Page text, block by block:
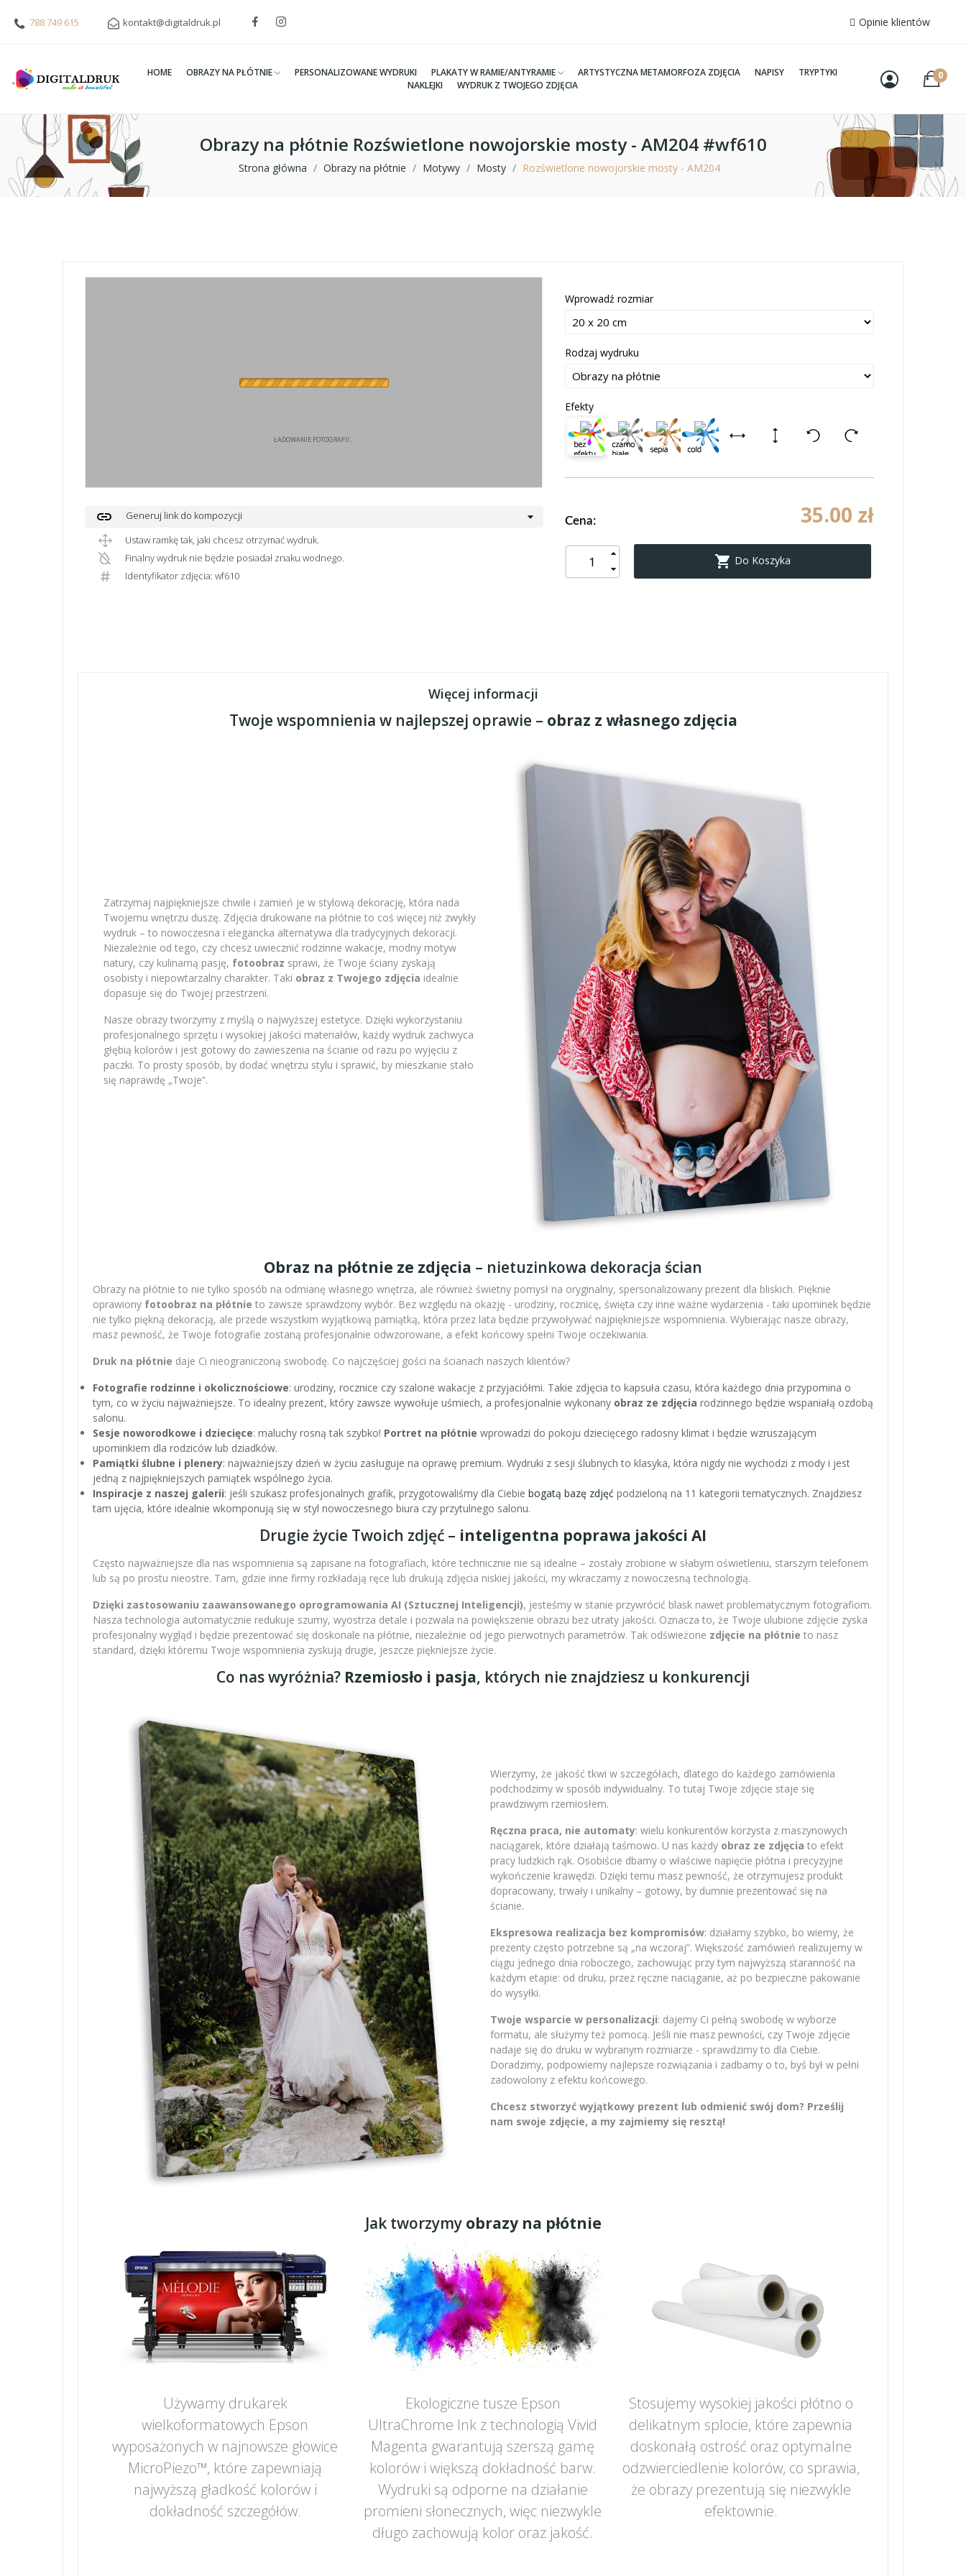
788 749 615 kontakt@digitaldruk.pl Opinie klientów
HOME OBRAZY NA PŁÓTNIE PERSONALIZOWANE WYDRUKI PLAKATY W RAMIE/ANTYRAMIE ARTYSTYCZNA METAMORFOZA ZDJĘCIA NAPISY
TRYPTYKI
NAKLEJKI
WYDRUK Z TWOJEGO ZDJĘCIA
0
Obrazy na płótnie Rozświetlone nowojorskie mosty - AM204 #wf610
Strona główna Obrazy na płótnie Motywy Mosty Rozświetlone nowojorskie mosty - AM204
ŁADOWANIE FOTOGRAFII...
link
Generuj link do kompozycji
Ustaw ramkę tak, jaki chcesz otrzymać wydruk.
Finalny wydruk nie będzie posiadał znaku wodnego.
Identyfikator zdjęcia: wf610
Wprowadź rozmiar
Rodzaj wydruku
Efekty
Cena: 35.00 zł
 Do Koszyka
Więcej informacji
Twoje wspomnienia w najlepszej oprawie – obraz z własnego zdjęcia
Zatrzymaj najpiękniejsze chwile i zamień je w stylową dekorację, która nada
Twojemu wnętrzu duszę. Zdjęcia drukowane na płótnie to coś więcej niż zwykły
wydruk – to nowoczesna i elegancka alternatywa dla tradycyjnych dekoracji.
Niezależnie od tego, czy chcesz uwiecznić rodzinne wakacje, modny motyw
natury, czy kulinarną pasję, fotoobraz sprawi, że Twoje ściany zyskają
osobisty i niepowtarzalny charakter. Taki obraz z Twojego zdjęcia idealnie
dopasuje się do Twojej przestrzeni.
Nasze obrazy tworzymy z myślą o najwyższej estetyce. Dzięki wykorzystaniu
profesjonalnego sprzętu i wysokiej jakości materiałów, każdy wydruk zachwyca
głębią kolorów i jest gotowy do zawieszenia na ścianie od razu po wyjęciu z
paczki. To prosty sposób, by dodać wnętrzu stylu i sprawić, by mieszkanie stało
się naprawdę „Twoje”.
Obraz na płótnie ze zdjęcia – nietuzinkowa dekoracja ścian
Obrazy na płótnie to nie tylko sposób na odmianę własnego wnętrza, ale również świetny pomysł na oryginalny, spersonalizowany prezent dla bliskich. Pięknie
oprawiony fotoobraz na płótnie to zawsze sprawdzony wybór. Bez względu na okazję - urodziny, rocznicę, święta czy inne ważne wydarzenia - taki upominek będzie
nie tylko piękną dekoracją, ale przede wszystkim wyjątkową pamiątką, która przez lata będzie przywoływać najpiękniejsze wspomnienia. Wybierając nasze obrazy,
masz pewność, że Twoje fotografie zostaną profesjonalnie odwzorowane, a efekt końcowy spełni Twoje oczekiwania.
Druk na płótnie daje Ci nieograniczoną swobodę. Co najczęściej gości na ścianach naszych klientów?
Fotografie rodzinne i okolicznościowe: urodziny, rocznice czy szalone wakacje z przyjaciółmi. Takie zdjęcia to kapsuła czasu, która każdego dnia przypomina o
tym, co w życiu najważniejsze. To idealny prezent, który zawsze wywołuje uśmiech, a profesjonalnie wykonany obraz ze zdjęcia rodzinnego będzie wspaniałą ozdobą
salonu.
Sesje noworodkowe i dziecięce: maluchy rosną tak szybko! Portret na płótnie wprowadzi do pokoju dziecięcego radosny klimat i będzie wzruszającym
upominkiem dla rodziców lub dziadków.
Pamiątki ślubne i plenery: najważniejszy dzień w życiu zasługuje na oprawę premium. Wydruki z sesji ślubnych to klasyka, która nigdy nie wychodzi z mody i jest
jedną z najpiękniejszych pamiątek wspólnego życia.
Inspiracje z naszej galerii: jeśli szukasz profesjonalnych grafik, przygotowaliśmy dla Ciebie bogatą bazę zdjęć podzieloną na 11 kategorii tematycznych. Znajdziesz
tam ujęcia, które idealnie wkomponują się w styl nowoczesnego biura czy przytulnego salonu.
Drugie życie Twoich zdjęć – inteligentna poprawa jakości AI
Często najważniejsze dla nas wspomnienia są zapisane na fotografiach, które technicznie nie są idealne – zostały zrobione w słabym oświetleniu, starszym telefonem
lub są po prostu nieostre. Tam, gdzie inne firmy rozkładają ręce lub drukują zdjęcia niskiej jakości, my wkraczamy z nowoczesną technologią.
Dzięki zastosowaniu zaawansowanego oprogramowania AI (Sztucznej Inteligencji), jesteśmy w stanie przywrócić blask nawet problematycznym fotografiom.
Nasza technologia automatycznie redukuje szumy, wyostrza detale i pozwala na powiększenie obrazu bez utraty jakości. Oznacza to, że Twoje ulubione zdjęcie zyska
profesjonalny wygląd i będzie prezentować się doskonale na płótnie, niezależnie od jego pierwotnych parametrów. Tak odświeżone zdjęcie na płótnie to nasz
standard, dzięki któremu Twoje wspomnienia zyskują drugie, jeszcze piękniejsze życie.
Co nas wyróżnia? Rzemiosło i pasja, których nie znajdziesz u konkurencji
Wierzymy, że jakość tkwi w szczegółach, dlatego do każdego zamówienia
podchodzimy w sposób indywidualny. To tutaj Twoje zdjęcie staje się
prawdziwym rzemiosłem.
Ręczna praca, nie automaty: wielu konkurentów korzysta z maszynowych
naciągarek, które działają taśmowo. U nas każdy obraz ze zdjęcia to efekt
pracy ludzkich rąk. Osobiście dbamy o właściwe napięcie płótna i precyzyjne
wykończenie krawędzi. Dzięki temu masz pewność, że otrzymujesz produkt
dopracowany, trwały i unikalny – gotowy, by dumnie prezentować się na
ścianie.
Ekspresowa realizacja bez kompromisów: działamy szybko, bo wiemy, że
prezenty często potrzebne są „na wczoraj”. Większość zamówień realizujemy w
ciągu jednego dnia roboczego, zachowując przy tym najwyższą staranność na
każdym etapie: od druku, przez ręczne naciąganie, aż po bezpieczne pakowanie
do wysyłki.
Twoje wsparcie w personalizacji: dajemy Ci pełną swobodę w wyborze
formatu, ale służymy też pomocą. Jeśli nie masz pewności, czy Twoje zdjęcie
nadaje się do druku w wybranym rozmiarze - sprawdzimy to dla Ciebie.
Doradzimy, podpowiemy najlepsze rozwiązania i zadbamy o to, byś był w pełni
zadowolony z efektu końcowego.
Chcesz stworzyć wyjątkowy prezent lub odmienić swój dom? Prześlij
nam swoje zdjęcie, a my zajmiemy się resztą!
Jak tworzymyobrazy na płótnie
Używamy drukarek
wielkoformatowych Epson
wyposażonych w najnowsze głowice
MicroPiezo™, które zapewniają
najwyższą gładkość kolorów i
dokładność szczegółów.
Ekologiczne tusze Epson
UltraChrome Ink z technologią Vivid
Magenta gwarantują szerszą gamę
kolorów i większą dokładność barw.
Wydruki są odporne na działanie
promieni słonecznych, więc niezwykle
długo zachowują kolor oraz jakość.
Stosujemy wysokiej jakości płótno o
delikatnym splocie, które zapewnia
doskonałą ostrość oraz optymalne
odzwierciedlenie kolorów, co sprawia,
że obrazy prezentują się niezwykle
efektownie.